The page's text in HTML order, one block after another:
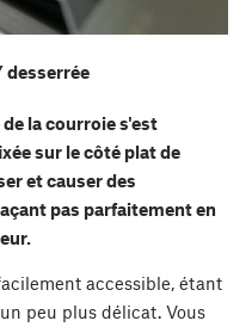
desserrée
la courroie s'est
sur le côté plat de
et causer des
pas parfaitement en
accessible, étant
peu plus délicat. Vous